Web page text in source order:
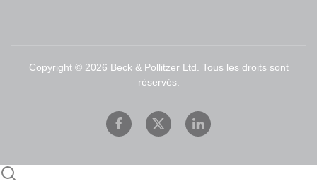
Copyright © 2026 Beck & Pollitzer Ltd. Tous les droits sont
réservés.